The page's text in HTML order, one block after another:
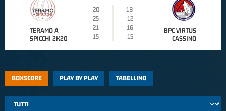
TERAMO A
SPICCHI 2K20
20
18
25
12
21
16
15
15
BPC VIRTUS
CASSINO
BOXSCORE PLAY BY PLAY TABELLINO